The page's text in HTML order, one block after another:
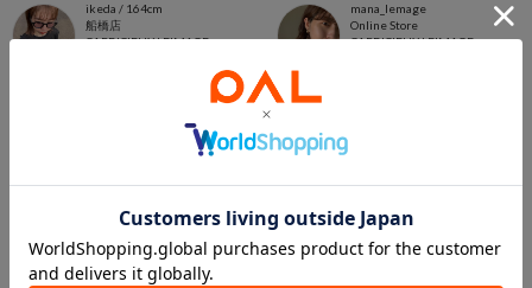
ikeda / 164cm
船橋店
CAPRICIEUX LE'MAGE
mana_lemage
Online Store
CAPRICIEUX LE'MAGE